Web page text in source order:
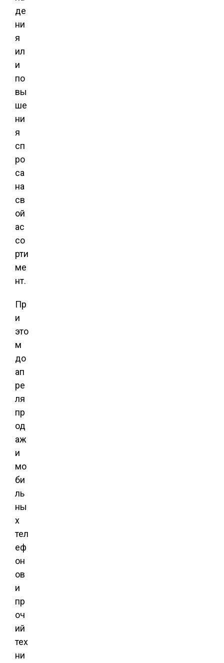
де
ни
я
ил
и
по
вы
ше
ни
я
сп
ро
са
на
св
ой
ас
со
рти
ме
нт.
Пр
и
это
м
до
ап
ре
ля
пр
од
аж
и
мо
би
ль
ны
х
тел
еф
он
ов
и
пр
оч
ий
тех
ни